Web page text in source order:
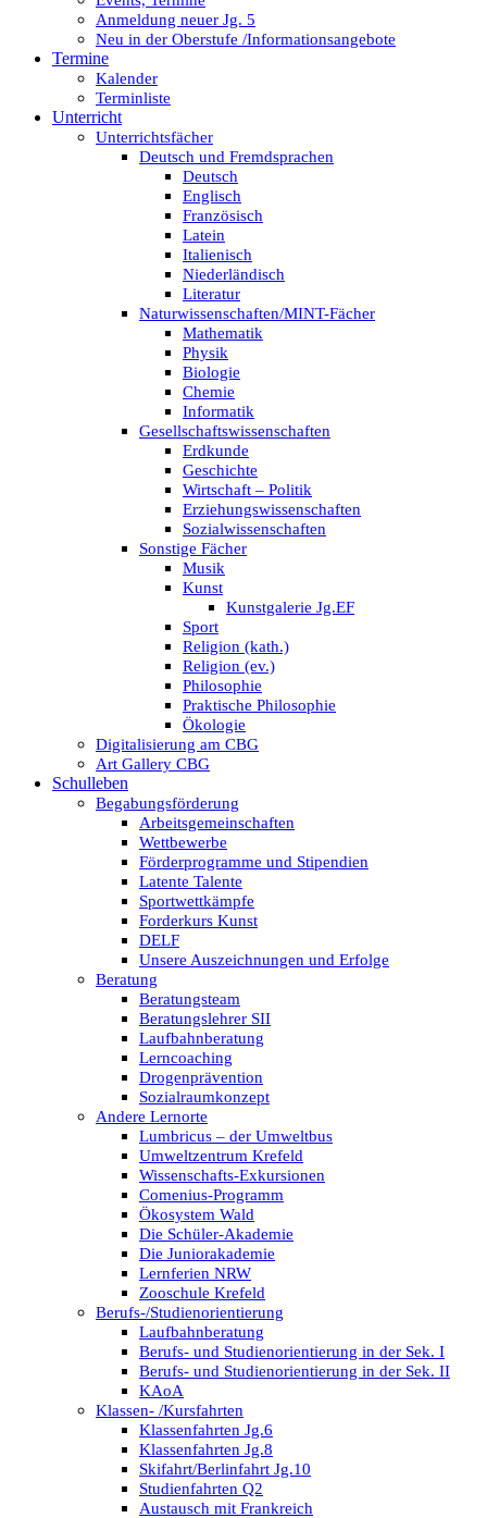
Anmeldung neuer Jg. 5
Neu in der Oberstufe /Informationsangebote
Termine
Kalender
Terminliste
Unterricht
Unterrichtsfächer
Deutsch und Fremdsprachen
Deutsch
Englisch
Französisch
Latein
Italienisch
Niederländisch
Literatur
Naturwissenschaften/MINT-Fächer
Mathematik
Physik
Biologie
Chemie
Informatik
Gesellschaftswissenschaften
Erdkunde
Geschichte
Wirtschaft – Politik
Erziehungswissenschaften
Sozialwissenschaften
Sonstige Fächer
Musik
Kunst
Kunstgalerie Jg.EF
Sport
Religion (kath.)
Religion (ev.)
Philosophie
Praktische Philosophie
Ökologie
Digitalisierung am CBG
Art Gallery CBG
Schulleben
Begabungsförderung
Arbeitsgemeinschaften
Wettbewerbe
Förderprogramme und Stipendien
Latente Talente
Sportwettkämpfe
Forderkurs Kunst
DELF
Unsere Auszeichnungen und Erfolge
Beratung
Beratungsteam
Beratungslehrer SII
Laufbahnberatung
Lerncoaching
Drogenprävention
Sozialraumkonzept
Andere Lernorte
Lumbricus – der Umweltbus
Umweltzentrum Krefeld
Wissenschafts-Exkursionen
Comenius-Programm
Ökosystem Wald
Die Schüler-Akademie
Die Juniorakademie
Lernferien NRW
Zooschule Krefeld
Berufs-/Studienorientierung
Laufbahnberatung
Berufs- und Studienorientierung in der Sek. I
Berufs- und Studienorientierung in der Sek. II
KAoA
Klassen- /Kursfahrten
Klassenfahrten Jg.6
Klassenfahrten Jg.8
Skifahrt/Berlinfahrt Jg.10
Studienfahrten Q2
Austausch mit Frankreich